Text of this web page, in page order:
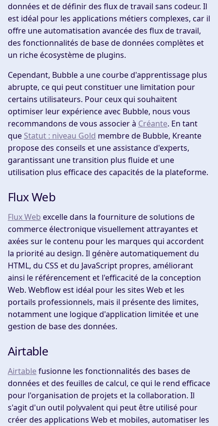
données et de définir des flux de travail sans codeur. Il
est idéal pour les applications métiers complexes, car il
offre une automatisation avancée des flux de travail,
des fonctionnalités de base de données complètes et
un riche écosystème de plugins.
Cependant, Bubble a une courbe d'apprentissage plus
abrupte, ce qui peut constituer une limitation pour
certains utilisateurs. Pour ceux qui souhaitent
optimiser leur expérience avec Bubble, nous vous
recommandons de vous associer à Créante. En tant
que Statut : niveau Gold membre de Bubble, Kreante
propose des conseils et une assistance d'experts,
garantissant une transition plus fluide et une
utilisation plus efficace des capacités de la plateforme.
Flux Web
Flux Web excelle dans la fourniture de solutions de
commerce électronique visuellement attrayantes et
axées sur le contenu pour les marques qui accordent
la priorité au design. Il génère automatiquement du
HTML, du CSS et du JavaScript propres, améliorant
ainsi le référencement et l'efficacité de la conception
Web. Webflow est idéal pour les sites Web et les
portails professionnels, mais il présente des limites,
notamment une logique d'application limitée et une
gestion de base des données.
Airtable
Airtablefusionne les fonctionnalités des bases de
données et des feuilles de calcul, ce qui le rend efficace
pour l'organisation de projets et la collaboration. Il
s'agit d'un outil polyvalent qui peut être utilisé pour
créer des applications Web et mobiles, automatiser les